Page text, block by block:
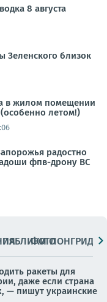
8 августа
Зеленского близок
в жилом помещении
летом!)
радостно
фпв-дрону ВС
ПАБЛИКИ
ФОТОЛОНГРИДЫ
ракеты для
даже если страна
— пишут украинские